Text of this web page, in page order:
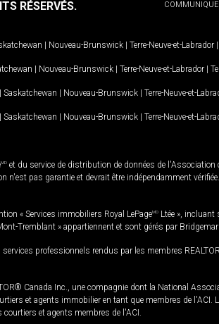
RÉSERVÉS.
| Nouveau-Brunswick | Terre-Neuve-et-Labrador |
| Nouveau-Brunswick | Terre-Neuve-et-Labrador |
| Saskatchewan | Nouveau-Brunswick | Terre-Neuve-et-
| Saskatchewan | Nouveau-Brunswick | Terre-Neuve-et-
MD et du service de distribution de données de
pas garantie et devrait être indépendamment
« Services immobiliers Royal LePageMD Ltée », incluant
Tremblant » appartiennent et sont gérés par
professionnels rendus par les membres
Canada Inc., une compagnie dont la National
et agents immobilier en tant que membres de
et agents membres de l'ACI.